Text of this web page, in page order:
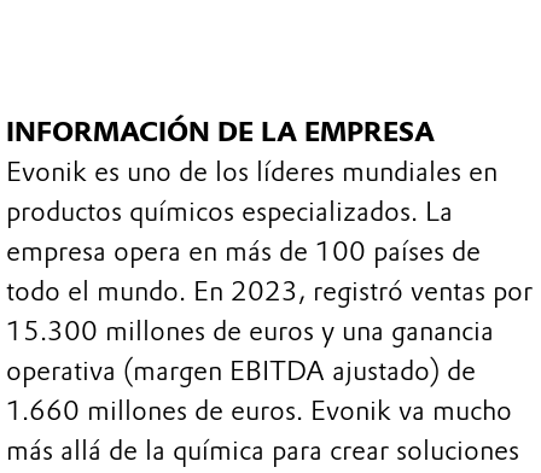
INFORMACIÓN DE LA EMPRESA
Evonik es uno de los líderes mundiales en
productos químicos especializados. La
empresa opera en más de 100 países de
todo el mundo. En 2023, registró ventas por
15.300 millones de euros y una ganancia
operativa (margen EBITDA ajustado) de
1.660 millones de euros. Evonik va mucho
más allá de la química para crear soluciones